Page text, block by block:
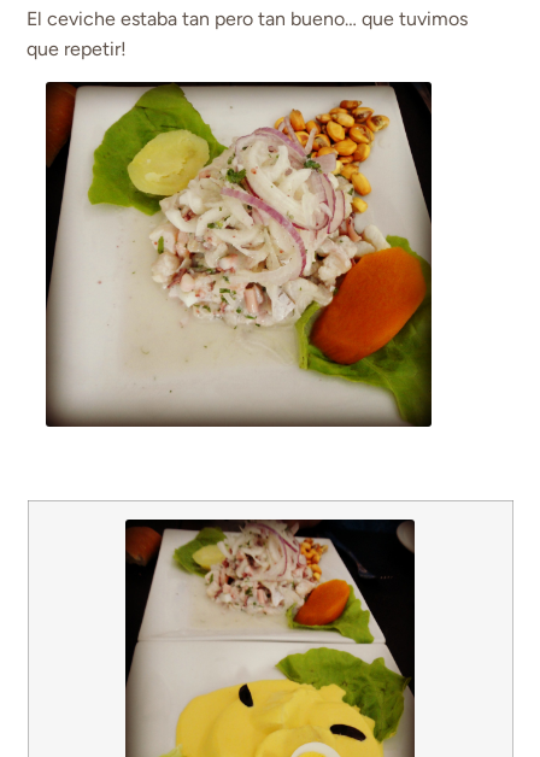
El ceviche estaba tan pero tan bueno… que tuvimos
que repetir!